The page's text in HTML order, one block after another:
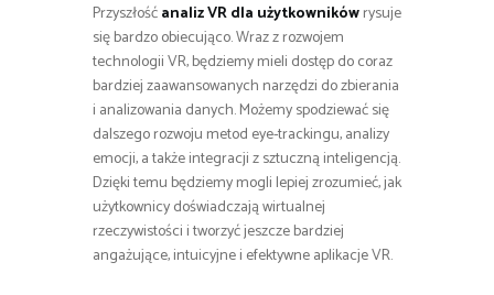
Przyszłośćanaliz VR dla użytkownikówrysuje
się bardzo obiecująco. Wraz z rozwojem
technologii VR, będziemy mieli dostęp do coraz
bardziej zaawansowanych narzędzi do zbierania
i analizowania danych. Możemy spodziewać się
dalszego rozwoju metod eye-trackingu, analizy
emocji, a także integracji z sztuczną inteligencją.
Dzięki temu będziemy mogli lepiej zrozumieć, jak
użytkownicy doświadczają wirtualnej
rzeczywistości i tworzyć jeszcze bardziej
angażujące, intuicyjne i efektywne aplikacje VR.